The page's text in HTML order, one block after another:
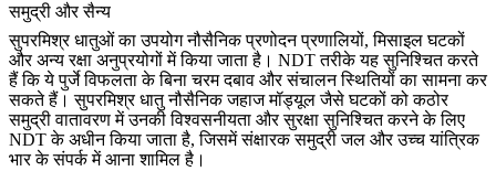
समुद्री और सैन्य
सुपरमिश्र धातुओं का उपयोग नौसैनिक प्रणोदन प्रणालियों, मिसाइल घटकों
और अन्य रक्षा अनुप्रयोगों में किया जाता है। NDT तरीके यह सुनिश्चित करते
हैं कि ये पुर्जे विफलता के बिना चरम दबाव और संचालन स्थितियों का सामना कर
सकते हैं।सुपरमिश्र धातु नौसैनिक जहाज मॉड्यूलजैसे घटकों को कठोर
समुद्री वातावरण में उनकी विश्वसनीयता और सुरक्षा सुनिश्चित करने के लिए
NDT के अधीन किया जाता है, जिसमें संक्षारक समुद्री जल और उच्च यांत्रिक
भार के संपर्क में आना शामिल है।